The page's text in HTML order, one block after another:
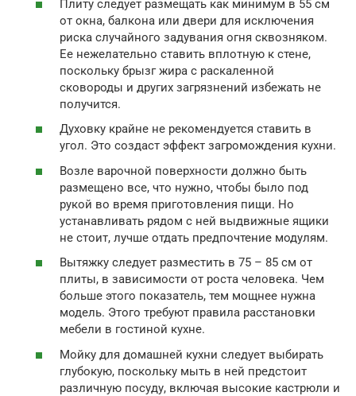
Плиту следует размещать как минимум в 55 см
от окна, балкона или двери для исключения
риска случайного задувания огня сквозняком.
Ее нежелательно ставить вплотную к стене,
поскольку брызг жира с раскаленной
сковороды и других загрязнений избежать не
получится.
Духовку крайне не рекомендуется ставить в
угол. Это создаст эффект загромождения кухни.
Возле варочной поверхности должно быть
размещено все, что нужно, чтобы было под
рукой во время приготовления пищи. Но
устанавливать рядом с ней выдвижные ящики
не стоит, лучше отдать предпочтение модулям.
Вытяжку следует разместить в 75 – 85 см от
плиты, в зависимости от роста человека. Чем
больше этого показатель, тем мощнее нужна
модель. Этого требуют правила расстановки
мебели в гостиной кухне.
Мойку для домашней кухни следует выбирать
глубокую, поскольку мыть в ней предстоит
различную посуду, включая высокие кастрюли и